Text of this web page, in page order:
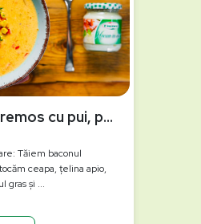
Chowder cremos cu pui, porumb și hrean
Tăiem baconul
ceapa, țelina apio,
gras și ...